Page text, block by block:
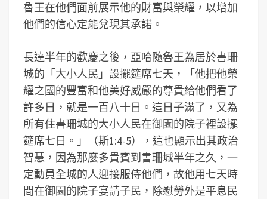
魯王在他們面前展示他的財富與榮耀，以增加
他們的信心定能兌現其承諾。
長達半年的歡慶之後，亞哈隨魯王為居於書珊
城的「大小人民」設擺筵席七天，「他把他榮
耀之國的豐富和他美好威嚴的尊貴給他們看了
許多日，就是一百八十日。這日子滿了，又為
所有住書珊城的大小人民在御園的院子裡設擺
筵席七日。」（斯1:4-5），這也顯示出其政治
智慧，因為那麼多貴賓到書珊城半年之久，一
定動員全城的人迎接服侍他們，故他用七天時
間在御園的院子宴請子民，除慰勞外是平息民